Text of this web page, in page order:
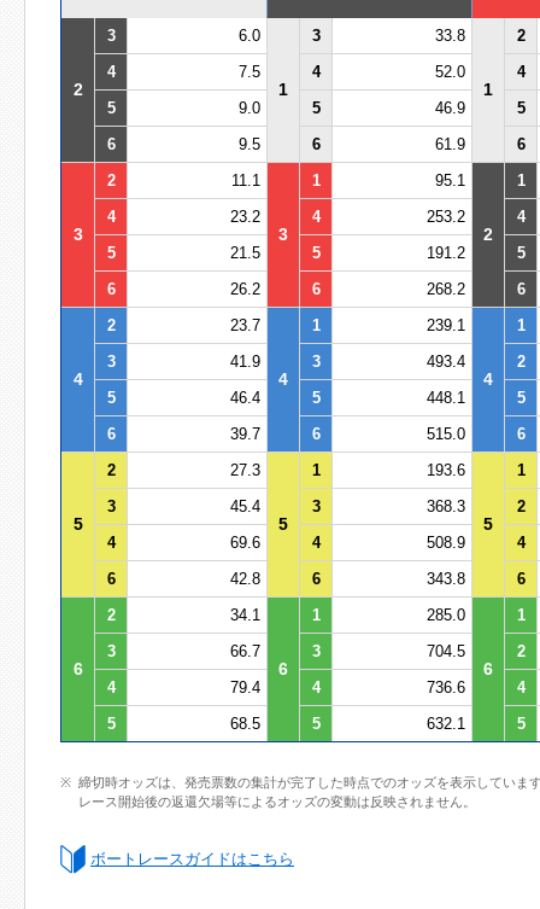
2
3 6.0
1
3 33.8
1
2
4
7.5 4 52.0
4
5
9.0 5 46.9
5
6
9.5 6 61.9 6
3
2 11.1
3
1 95.1
2
1
4
23.2 4 253.2
4
5
21.5 5 191.2
5
6
26.2 6 268.2 6
4
2 23.7
4
1 239.1
4
1
3
41.9 3 493.4
2
5
46.4 5 448.1
5
6
39.7 6 515.0 6
5
2 27.3
5
1 193.6
5
1
3
45.4 3 368.3
2
4
69.6 4 508.9
4
6
42.8 6 343.8 6
6
2 34.1
6
1 285.0
6
1
3
66.7 3 704.5
2
4
79.4 4 736.6
4
5
68.5 5 632.1 5
締切時オッズは、発売票数の集計が完了した時点でのオッズを表示していま
レース開始後の返還欠場等によるオッズの変動は反映されません。
ボートレースガイドはこちら